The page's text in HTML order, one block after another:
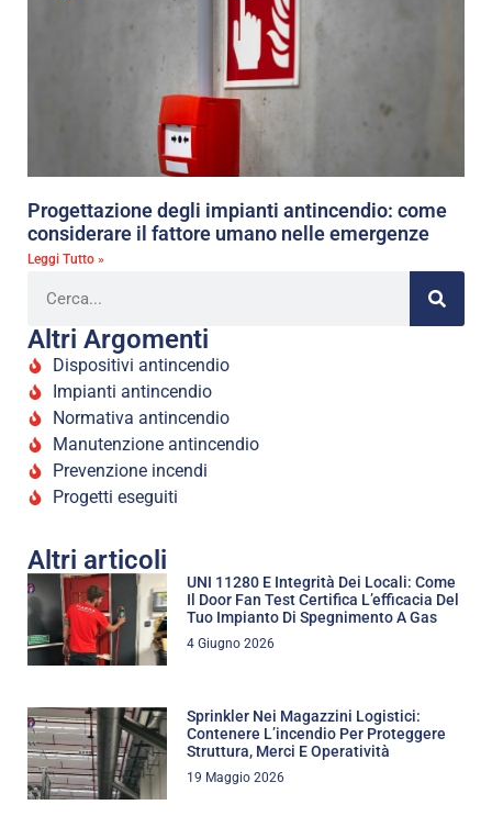
Progettazione degli impianti antincendio: come
considerare il fattore umano nelle emergenze
Leggi Tutto »
Altri Argomenti
Dispositivi antincendio
Impianti antincendio
Normativa antincendio
Manutenzione antincendio
Prevenzione incendi
Progetti eseguiti
Altri articoli
UNI 11280 E Integrità Dei Locali: Come
Il Door Fan Test Certifica L’efficacia Del
Tuo Impianto Di Spegnimento A Gas
4 Giugno 2026
Sprinkler Nei Magazzini Logistici:
Contenere L’incendio Per Proteggere
Struttura, Merci E Operatività
19 Maggio 2026